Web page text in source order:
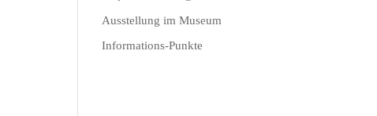
Ausstellung im Museum
Informations-Punkte